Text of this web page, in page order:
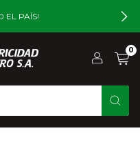
EL PAÍS!
0